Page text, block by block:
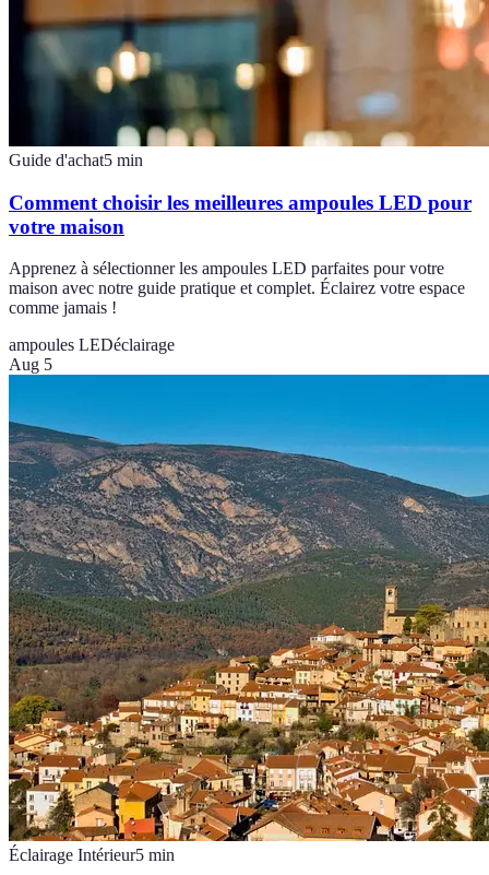
Guide d'achat5 min
Comment choisir les meilleures ampoules LED pour
votre maison
Apprenez à sélectionner les ampoules LED parfaites pour votre
maison avec notre guide pratique et complet. Éclairez votre espace
comme jamais !
ampoules LEDéclairage
Aug 5
Éclairage Intérieur5 min